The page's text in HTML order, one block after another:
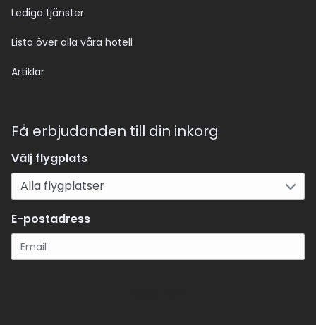
Lediga tjänster
Lista över alla våra hotell
Artiklar
Få erbjudanden till din inkorg
Välj flygplats
E-postadress